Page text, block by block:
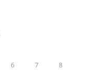
6 7 8